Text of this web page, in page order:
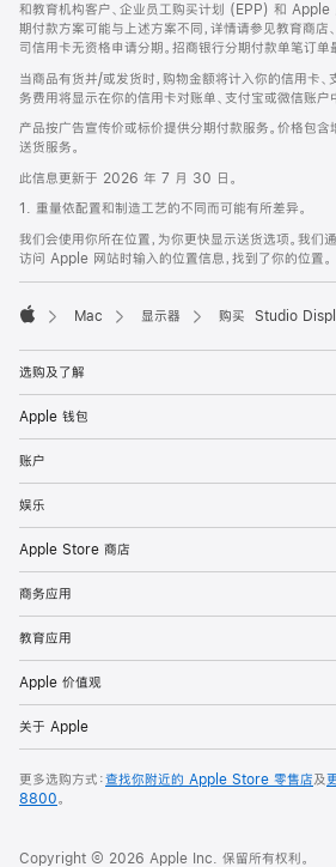
和教育机构客户、企业员工购买计划 (EPP) 和
期付款方案可能与上述方案不同，详情请参见教育商店
司信用卡无资格申请分期。招商银行分期付款单笔订
当商品有货并/或发货时，购物金额将计入你的信用卡、
务费用将显示在你的信用卡对账单、支付宝或微信账户
产品按广告宣传价或标价提供分期付款服务。价格包含
送货服务。
此信息更新于 2026 年 7 月 30 日。
1. 重量依配置和制造工艺的不同而可能有所差异。
我们会使用你所在位置，为你更快显示送货选项。我们
访问 Apple 网站时输入的位置信息，找到了你的位置。
Mac 显示器 购买 Studio
选购及了解
Apple 钱包
账户
娱乐
Apple Store 商店
商务应用
教育应用
Apple 价值观
关于 Apple
更多选购方式：查找你附近的 Apple Store 零售店及
8800。
Copyright © 2026 Apple Inc. 保留所有权利。